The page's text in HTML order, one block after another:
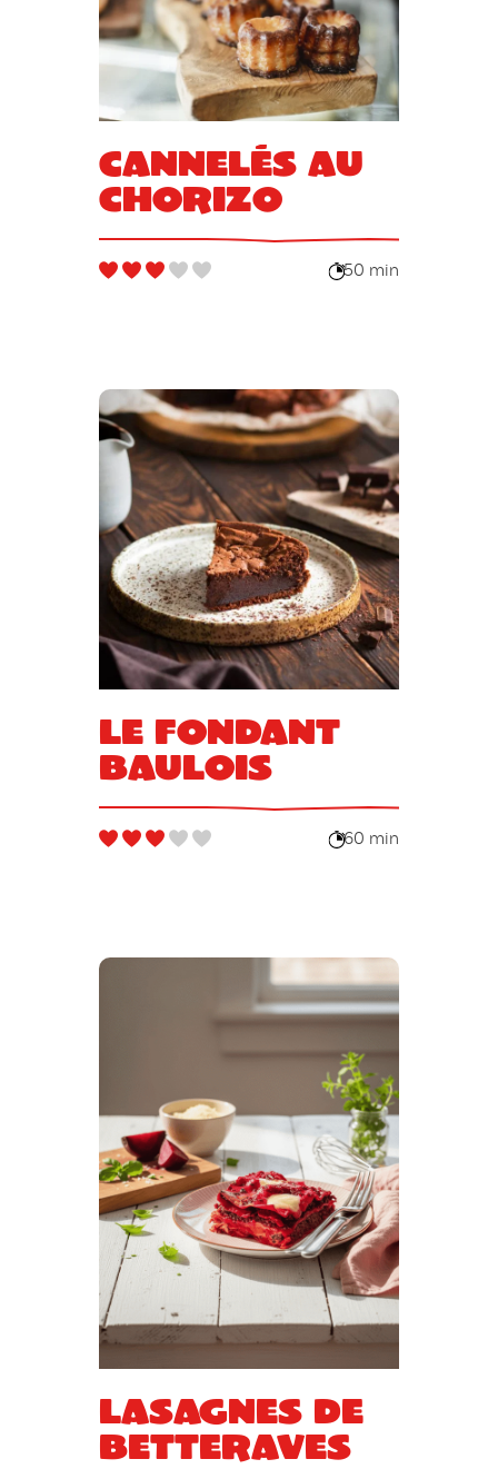
Cannelés au
chorizo
50 min
Le fondant
baulois
60 min
Lasagnes de
betteraves